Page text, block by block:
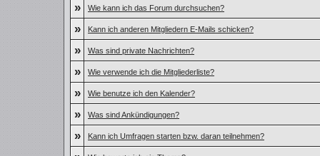
»
Wie kann ich das Forum durchsuchen?
» Kann ich anderen Mitgliedern E-Mails schicken?
» Was sind private Nachrichten?
» Wie verwende ich die Mitgliederliste?
» Wie benutze ich den Kalender?
» Was sind Ankündigungen?
» Kann ich Umfragen starten bzw. daran teilnehmen?